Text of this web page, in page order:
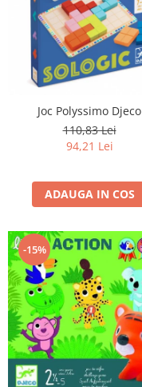
Joc Polyssimo Djeco
110,83 Lei
94,21 Lei
ADAUGA IN COS
-15%